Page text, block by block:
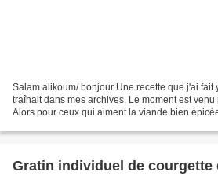
Salam alikoum/ bonjour Une recette que j'ai fait
traînait dans mes archives. Le moment est venu
Alors pour ceux qui aiment la viande bien
Gratin individuel de courgette